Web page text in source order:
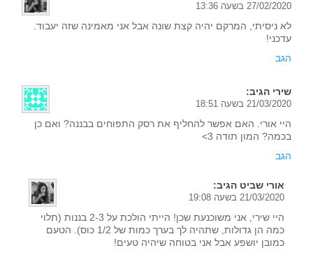
27/02/2020 בשעה 13:36
לא ניסיתי, המרקם יהיה קצת שונה אבל אני מאמינה שזה יעבוד.
עדכני!
הגב
שירי הגיב:
21/03/2020 בשעה 18:51
היי אורי. האם אפשר להחליף את רסק התפוחים בבננה? ואם כן
בכמה? המון תודה 3>
הגב
אורי שביט הגיב:
21/03/2020 בשעה 19:08
היי שירי, אני משוכנעת שכן! הייתי הולכת על 2-3 בננות (תלוי
כמה הן גדולות, שתהיה לך בערך כמות של 1/2 כוס). הטעם
כמובן יושפע אבל אני בטוחה שיהיה טעים!